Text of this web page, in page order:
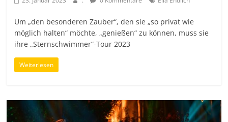
Um „den besonderen Zauber“, den sie „so privat wie
möglich halten“ möchte, „genießen“ zu können, muss sie
ihre „Sternschwimmer“-Tour 2023
Weiterlesen